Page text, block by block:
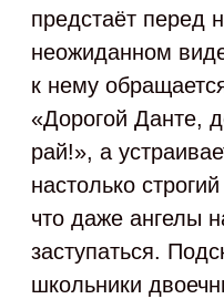
предстаёт перед
неожиданном
к нему
«Дорогой Данте,
рай!», а
настолько
что даже ангелы
заступаться.
школьники